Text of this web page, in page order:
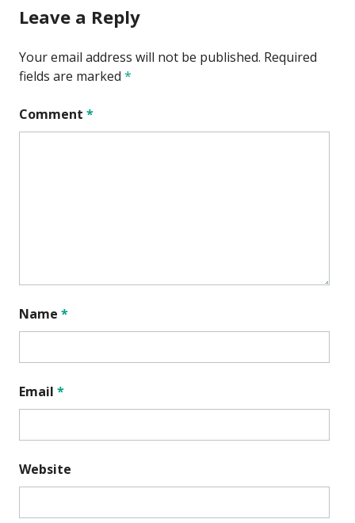
Leave a Reply
Your email address will not be published. Required
fields are marked *
Comment *
Name *
Email *
Website